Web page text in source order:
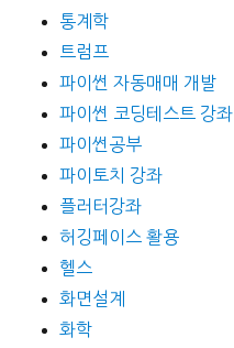
통계학
트럼프
파이썬 자동매매 개발
파이썬 코딩테스트 강좌
파이썬공부
파이토치 강좌
플러터강좌
허깅페이스 활용
헬스
화면설계
화학